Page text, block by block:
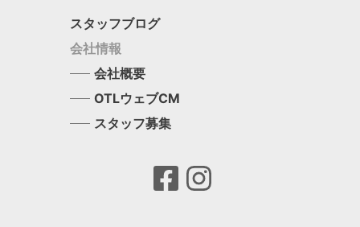
スタッフブログ
会社情報
会社概要
OTLウェブCM
スタッフ募集